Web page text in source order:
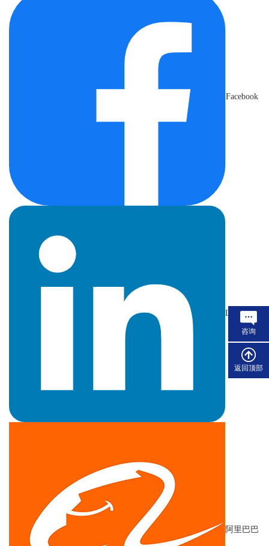
Facebook
LinkedIn
阿里巴巴
咨询
返回顶部